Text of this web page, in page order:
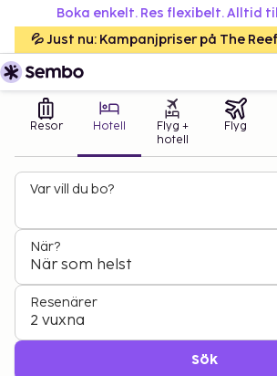
Boka enkelt. Res flexibelt. Alltid
💦 Just nu: Kampanjpriser på The
Resor Hotell
Flyg +
hotell
Flyg
Var vill du bo?
När?
När som helst
Resenärer
2 vuxna
Sök